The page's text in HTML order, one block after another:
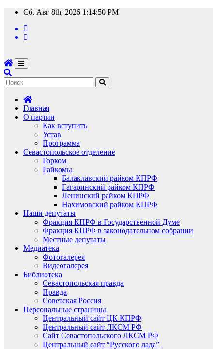
Перейти
содержимому
Сб. Авг 8th, 2026 1:14:51 PM
Главная
О партии
Как вступить
Устав
Программа
Севастопольское отделение
Горком
Райкомы
Балаклавский райком КПРФ
Гагаринский райком КПРФ
Ленинский райком КПРФ
Нахимовский райком КПРФ
Наши депутаты
Фракция КПРФ в Государственной Думе
Фракция КПРФ в законодательном собрании
Местные депутаты
Медиатека
Фотогалерея
Видеогалерея
Библиотека
Севастопольская правда
Правда
Советская Россия
Персональные страницы
Центральный сайт ЦК КПРФ
Центральный сайт ЛКСМ РФ
Сайт Севастопольского ЛКСМ РФ
Центральный сайт “Русского лада”